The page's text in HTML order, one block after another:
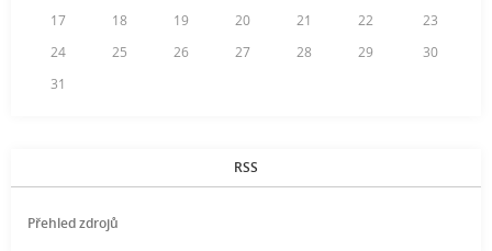
17
18 19 20 21 22
23
24
25 26 27 28 29
30
31
RSS
Přehled zdrojů